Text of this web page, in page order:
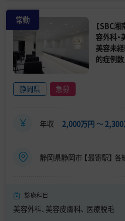
常勤
【SBC
容外科
美容未
的症例
静岡県 急募
年収 2,000万円 〜2,300
静岡県静岡市 【最寄駅】
診療科目
美容外科、美容皮膚科、 医療脱毛